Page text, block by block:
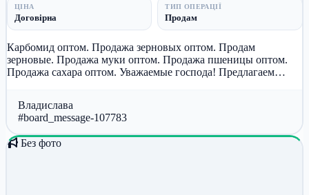
ЦІНА
Договірна
ТИП ОПЕРАЦІЇ
Продам
Карбомид оптом. Продажа зерновых оптом. Продам
зерновые. Продажа муки оптом. Продажа пшеницы оптом.
Продажа сахара оптом. Уважаемые господа! Предлагаем
Владислава
#board_message-107783
Без фото